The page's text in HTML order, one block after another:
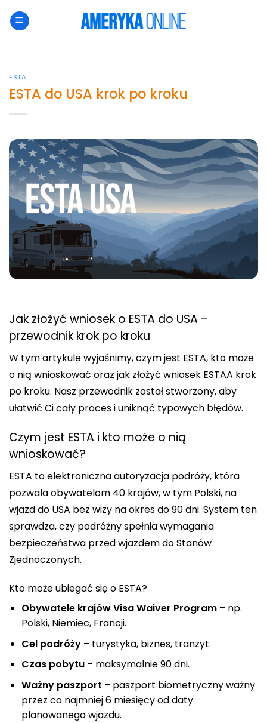
do
ESTA
ESTA do USA krok po kroku
Jak złożyć wniosek o ESTA do USA –
przewodnik krok po kroku
W tym artykule wyjaśnimy, czym jest ESTA, kto może
o nią wnioskować oraz jak złożyć wniosek ESTAA krok
po kroku. Nasz przewodnik został stworzony, aby
ułatwić Ci cały proces i uniknąć typowych błędów.
Czym jest ESTA i kto może o nią
wnioskować?
ESTA to elektroniczna autoryzacja podróży, która
pozwala obywatelom 40 krajów, w tym Polski, na
wjazd do USA bez wizy na okres do 90 dni. System ten
sprawdza, czy podróżny spełnia wymagania
bezpieczeństwa przed wjazdem do Stanów
Zjednoczonych.
Kto może ubiegać się o ESTA?
Obywatele krajów Visa Waiver Program– np.
Polski, Niemiec, Francji.
Cel podróży– turystyka, biznes, tranzyt.
Czas pobytu– maksymalnie 90 dni.
Ważny paszport – paszport biometryczny ważny
przez co najmniej 6 miesięcy od daty
planowanego wjazdu.